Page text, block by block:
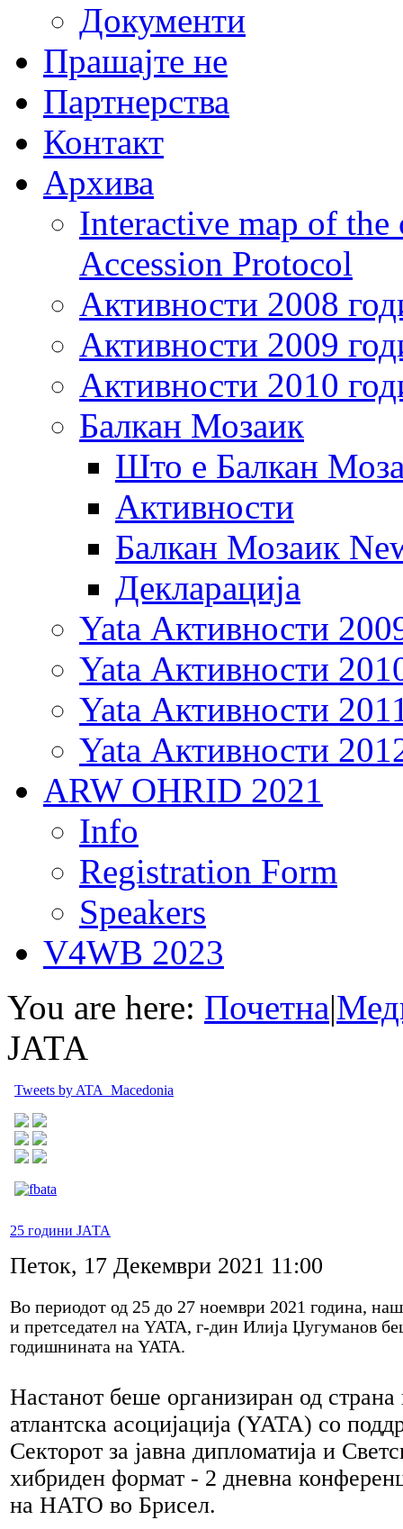
Документи
Прашајте не
Партнерства
Контакт
Архива
Interactive map of
Accession Protocol
Активности 2008
Активности 2009
Активности 2010
Балкан Мозаик
Што е Балкан
Активности
Балкан Мозаик
Декларација
Yata Активности
Yata Активности
Yata Активности
Yata Активности
ARW OHRID 2021
Info
Registration Form
Speakers
V4WB 2023
You are here: Почетна|
ЈАТА
Tweets by ATA_Macedonia
25 години ЈАТА
Петок, 17 Декември 2021 11:00
Во периодот од 25 до 27 ноември 2021 година,
и претседател на YATA, г-дин Илија Џугуманов
годишнината на YATA.
Настанот беше организиран од
атлантска асоцијација (YATA) со
Секторот за јавна дипломатија и
хибриден формат - 2 дневна
на НАТО во Брисел.